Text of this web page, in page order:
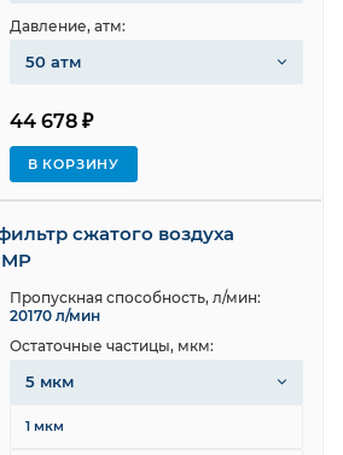
44 678 ₽
В КОРЗИНУ
Давление, атм:
50 атм
сжатого воздуха
Пропускная способность, л/мин:
20170 л/мин
Остаточные частицы, мкм:
5 мкм
1 мкм